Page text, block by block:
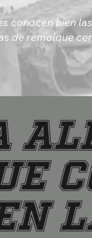
conocen bien
de remolque